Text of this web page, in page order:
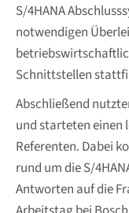
S/4HANA
notwendigen
Schnittstellen
Abschließend
und starteten einen
Referenten. Dabei
rund um die S/
Antworten auf die